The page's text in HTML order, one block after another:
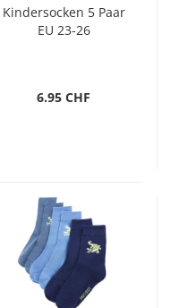
Kindersocken 5 Paar
EU 23-26
6.95 CHF